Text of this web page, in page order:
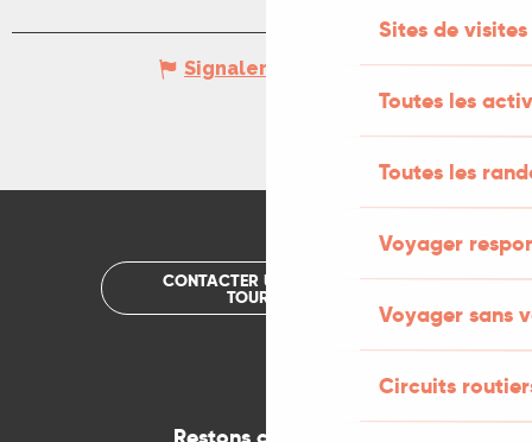
Sites de visites
Toutes les
Toutes les
Voyager
Voyager sans
Circuits
Signaler une erreur
CONTACTER UN OFFICE DE
TOURISME
Restons connectés